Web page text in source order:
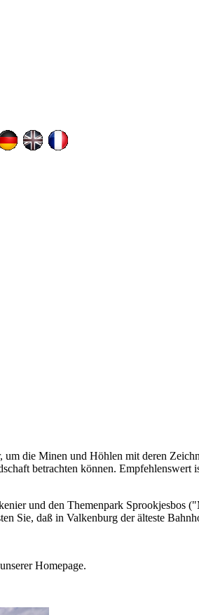
die Minen und Höhlen mit deren
betrachten können. Empfehlenswert
und den Themenpark Sprookjesbos
Sie, daß in Valkenburg der älteste
Homepage.